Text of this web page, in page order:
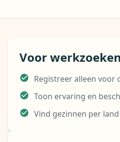
Voor
Registreer alleen voor
Toon ervaring en
Vind gezinnen per